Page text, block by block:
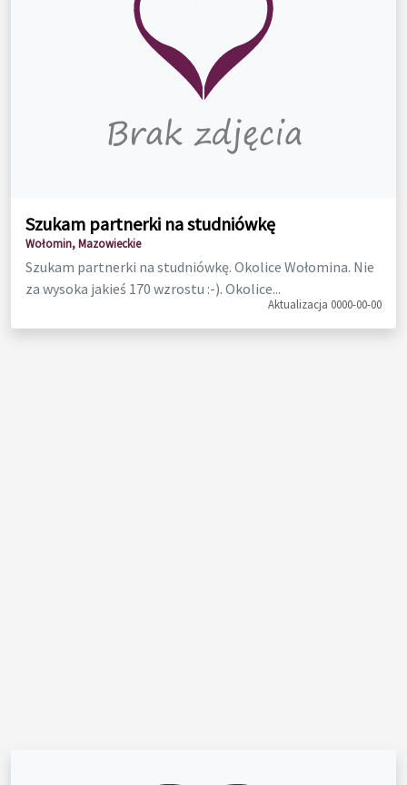
Szukam partnerki na studniówkę
Wołomin, Mazowieckie
Szukam partnerki na studniówkę. Okolice Wołomina. Nie
za wysoka jakieś 170 wzrostu :-). Okolice...
Aktualizacja 0000-00-00